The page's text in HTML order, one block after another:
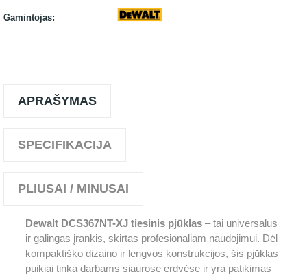
Gamintojas:
APRAŠYMAS
SPECIFIKACIJA
PLIUSAI / MINUSAI
Dewalt DCS367NT-XJ tiesinis pjūklas – tai universalus
ir galingas įrankis, skirtas profesionaliam naudojimui. Dėl
kompaktiško dizaino ir lengvos konstrukcijos, šis pjūklas
puikiai tinka darbams siaurose erdvėse ir yra patikimas